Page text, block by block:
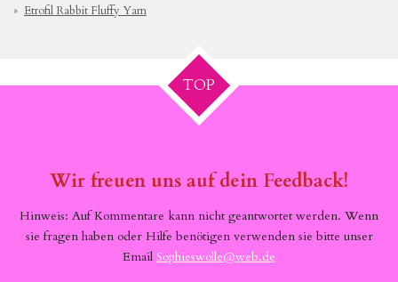
Etrofil Rabbit Fluffy Yarn
TOP
Wir freuen uns auf dein Feedback!
Hinweis: Auf Kommentare kann nicht geantwortet werden. Wenn
sie fragen haben oder Hilfe benötigen verwenden sie bitte unser
Email Sophieswolle@web.de